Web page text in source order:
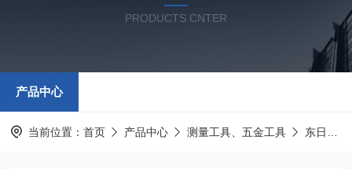
PRODUCTS CNTER
产品中心
当前位置： 首页 产品中心 测量工具、五金工具 东日TOHNICHI